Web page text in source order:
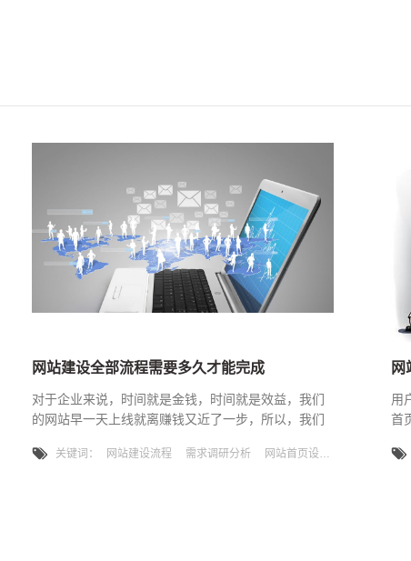
网站建设全部流程需要多久才能完成
对于企业来说，时间就是金钱，时间就是效益，我们
的网站早一天上线就离赚钱又近了一步，所以，我们
么，网站建设时，都需要多少时间呢？网站建设大概
关键词： 网站建设流程 需求调研分析 网站首页设计
网
用
首
核